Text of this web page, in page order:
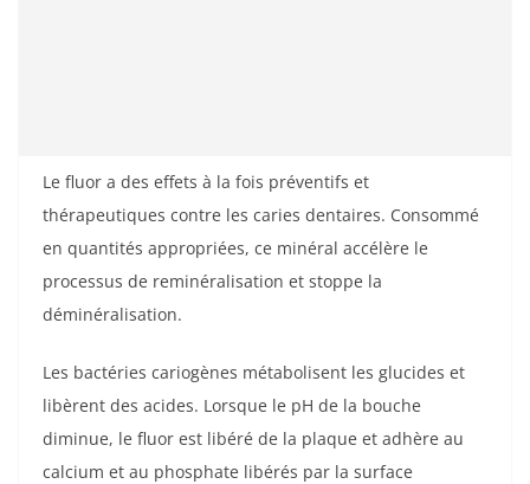
Le fluor a des effets à la fois préventifs et
thérapeutiques contre les caries dentaires. Consommé
en quantités appropriées, ce minéral accélère le
processus de reminéralisation et stoppe la
déminéralisation.
Les bactéries cariogènes métabolisent les glucides et
libèrent des acides. Lorsque le pH de la bouche
diminue, le fluor est libéré de la plaque et adhère au
calcium et au phosphate libérés par la surface